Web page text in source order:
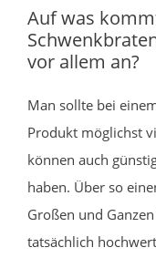
Auf was
vor allem an?
Man sollte bei
Produkt möglichst
können auch
haben. Über so
Großen und
tatsächlich